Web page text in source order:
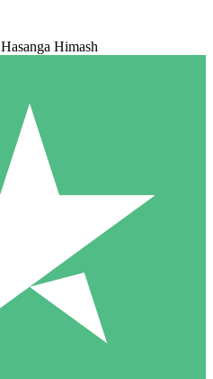
Hasanga Himash